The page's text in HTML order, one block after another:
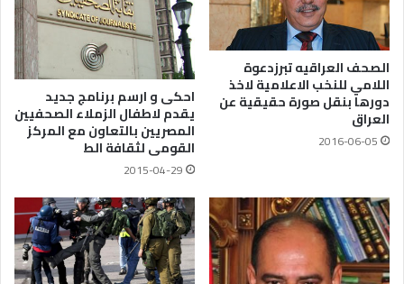
الصحف العراقيه تبرزدعوة
اللامي للنخب الاعلامية لاخذ
دورها بنقل صورة حقيقية عن
العراق
2016-06-05
احكى و ارسم برنامج جديد
يقدم لاطفال الزملاء الصحفيين
المصريين بالتعاون مع المركز
القومى لثقافة الط
2015-04-29